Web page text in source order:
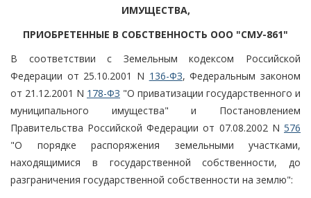
ИМУЩЕСТВА,
ПРИОБРЕТЕННЫЕ В СОБСТВЕННОСТЬ ООО "СМУ-861"
В соответствии с Земельным кодексом Российской
Федерации от 25.10.2001 N 136-ФЗ, Федеральным законом
от 21.12.2001 N 178-ФЗ "О приватизации государственного и
муниципального имущества" и Постановлением
Правительства Российской Федерации от 07.08.2002 N 576
"О порядке распоряжения земельными участками,
находящимися в государственной собственности, до
разграничения государственной собственности на землю":